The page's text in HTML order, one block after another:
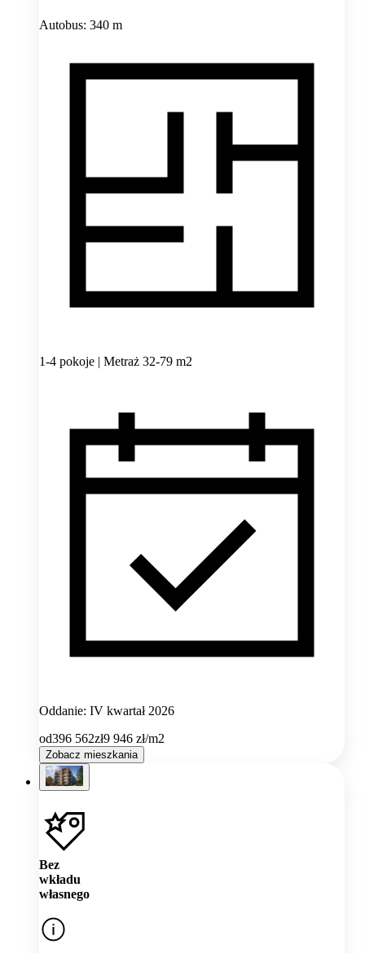
Autobus: 340 m
1-4 pokoje | Metraż 32-79 m2
Oddanie: IV kwartał 2026
od396 562zł9 946 zł/m2
Zobacz mieszkania
Bez
wkładu
własnego